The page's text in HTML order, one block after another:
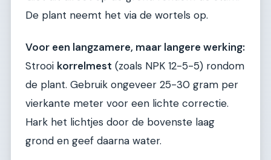
De plant neemt het via de wortels op.
Voor een langzamere, maar langere werking:
Strooi korrelmest (zoals NPK 12-5-5) rondom
de plant. Gebruik ongeveer 25-30 gram per
vierkante meter voor een lichte correctie.
Hark het lichtjes door de bovenste laag
grond en geef daarna water.